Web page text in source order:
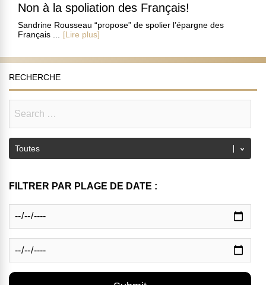
Non à la spoliation des Français!
Sandrine Rousseau “propose” de spolier l’épargne des
Français ...
[Lire plus]
RECHERCHE
FILTRER PAR PLAGE DE DATE :